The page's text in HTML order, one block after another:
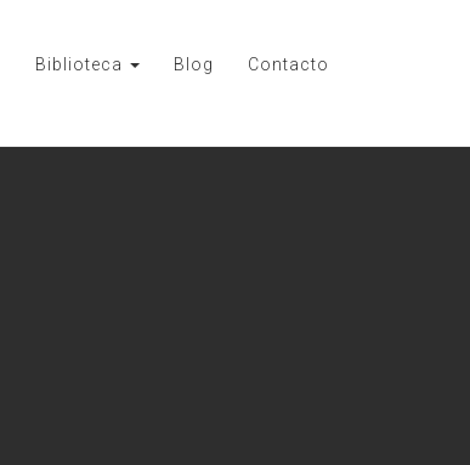
Biblioteca Blog Contacto